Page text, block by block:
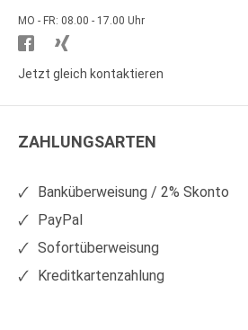
MO - FR: 08.00 - 17.00 Uhr
Besuchen
Sie
auf
Sie
auf
Jetzt gleich kontaktieren
ZAHLUNGSARTEN
Banküberweisung / 2% Skonto
PayPal
Sofortüberweisung
Kreditkartenzahlung